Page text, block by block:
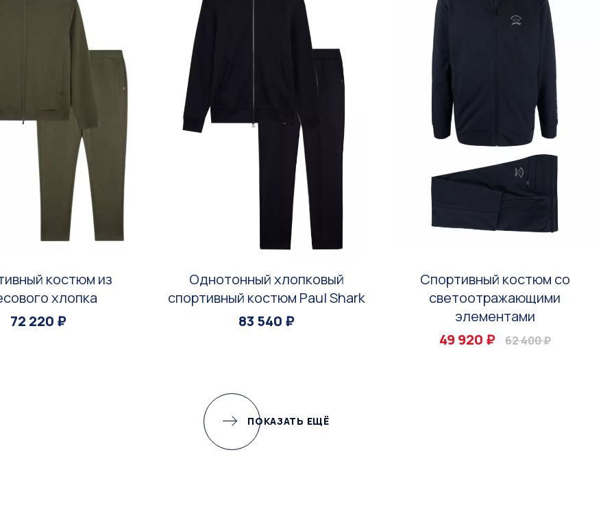
костюм из
хлопка
72 220 ₽
Однотонный хлопковый
спортивный костюм Paul Shark
83 540 ₽
Спортивный костюм со
светоотражающими
элементами
49 920 ₽
62 400 ₽
ПОКАЗАТЬ ЕЩЁ